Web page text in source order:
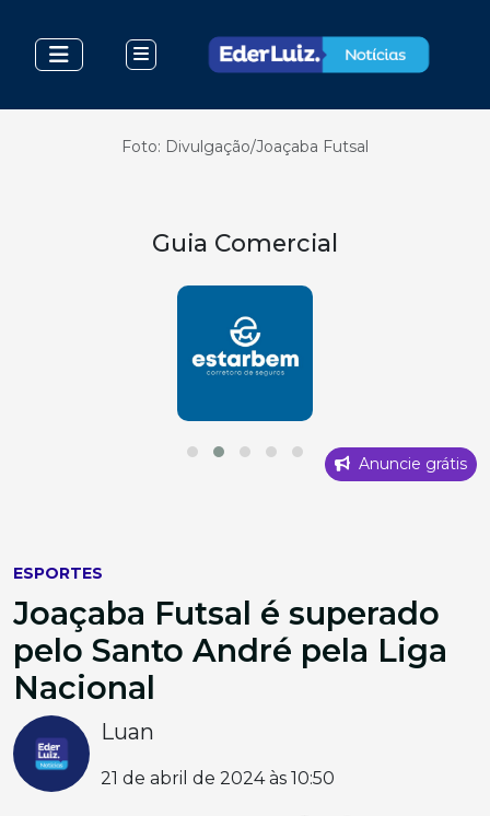
Foto: Divulgação/Joaçaba Futsal
Guia Comercial
Anuncie grátis
ESPORTES
Joaçaba Futsal é superado
pelo Santo André pela Liga
Nacional
Luan
21 de abril de 2024 às 10:50